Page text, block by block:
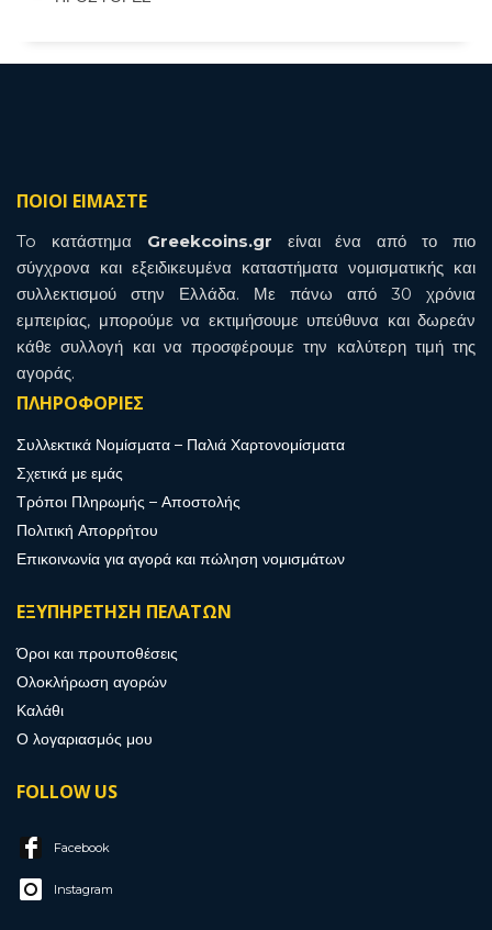
ΠΟΙΟΙ ΕΙΜΑΣΤΕ
To κατάστημα Greekcoins.gr είναι ένα από το πιο
σύγχρονα και εξειδικευμένα καταστήματα νομισματικής και
συλλεκτισμού στην Ελλάδα. Με πάνω από 30 χρόνια
εμπειρίας, μπορούμε να εκτιμήσουμε υπεύθυνα και δωρεάν
κάθε συλλογή και να προσφέρουμε την καλύτερη τιμή της
αγοράς.
ΠΛΗΡΟΦΟΡΙΕΣ
Συλλεκτικά Νομίσματα – Παλιά Χαρτονομίσματα
Σχετικά με εμάς
Τρόποι Πληρωμής – Αποστολής
Πολιτική Απορρήτου
Επικοινωνία για αγορά και πώληση νομισμάτων
ΕΞΥΠΗΡΕΤΗΣΗ ΠΕΛΑΤΩΝ
Όροι και προυποθέσεις
Ολοκλήρωση αγορών
Καλάθι
Ο λογαριασμός μου
FOLLOW US
Facebook
Instagram